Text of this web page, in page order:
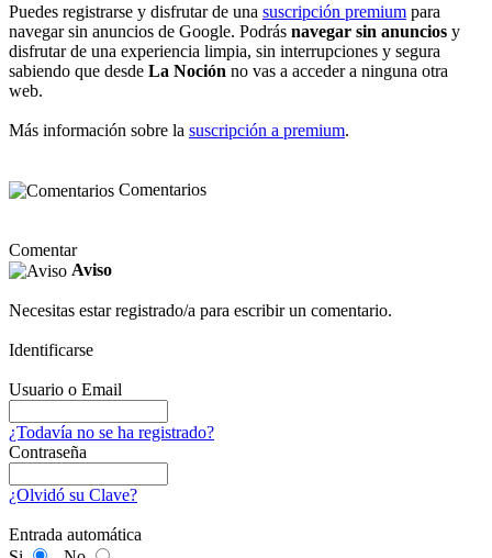
Puedes registrarse y disfrutar de una suscripción premium para
navegar sin anuncios de Google. Podrás navegar sin anuncios y
disfrutar de una experiencia limpia, sin interrupciones y segura
sabiendo que desde La Noción no vas a acceder a ninguna otra
web.
Más información sobre la suscripción a premium.
Comentarios
Comentar
Aviso
Necesitas estar registrado/a para escribir un comentario.
Identificarse
Usuario o Email
¿Todavía no se ha registrado?
Contraseña
¿Olvidó su Clave?
Entrada automática